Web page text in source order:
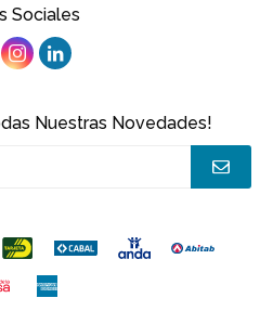
Sociales
 
Nuestras Novedades!